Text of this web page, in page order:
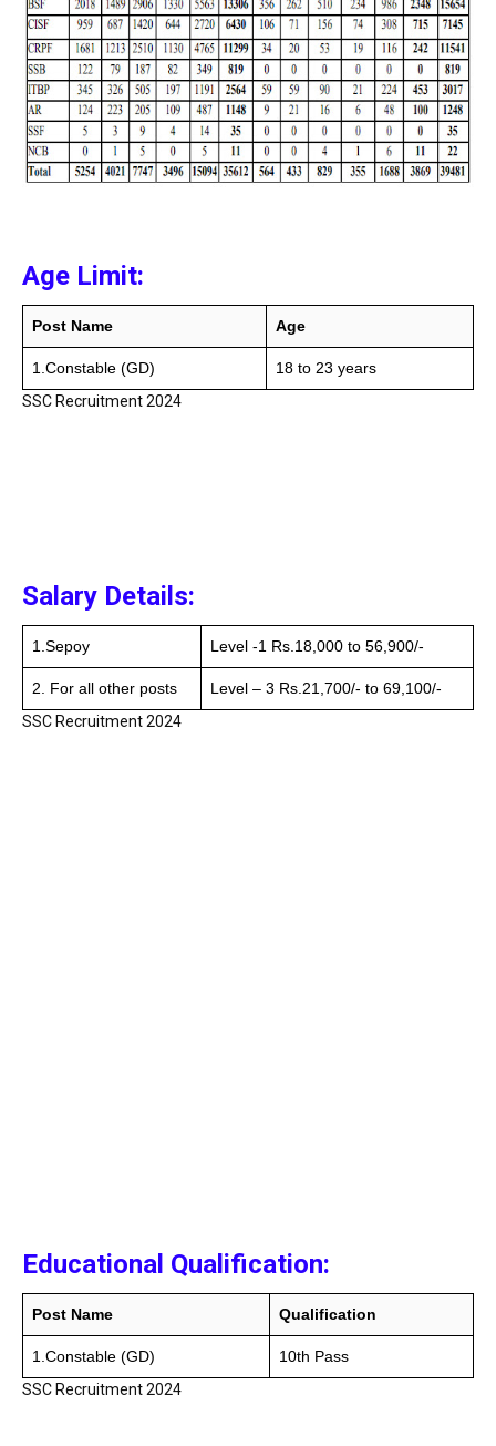
Age Limit:
Post Name Age
1.Constable (GD)
18 to 23 years
SSC Recruitment 2024
Salary Details:
1.Sepoy Level -1 Rs.18,000 to 56,900/-
2. For all other posts
Level – 3 Rs.21,700/- to 69,100/-
SSC Recruitment 2024
Educational Qualification:
Post Name Qualification
1.Constable (GD)
10th Pass
SSC Recruitment 2024